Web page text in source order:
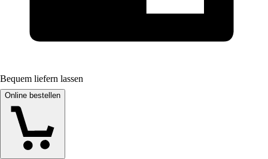
Bequem liefern lassen
Online bestellen